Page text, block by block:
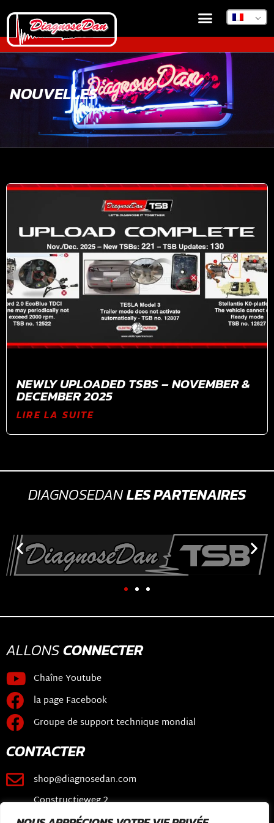
NOUVELLES
NEWLY UPLOADED TSBS – NOVEMBER &
DECEMBER 2025
LIRE LA SUITE
DIAGNOSEDANLES PARTENAIRES
ALLONSCONNECTER
Chaîne Youtube
la page Facebook
Groupe de support technique mondial
CONTACTER
shop@diagnosedan.com
Constructieweg 2
3641 SB Mijdrecht